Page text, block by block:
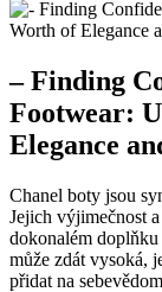
– Finding
Footwear:
Elegance
Chanel boty jsou
Jejich výjimečnost
dokonalém
může zdát vysoká,
přidat na